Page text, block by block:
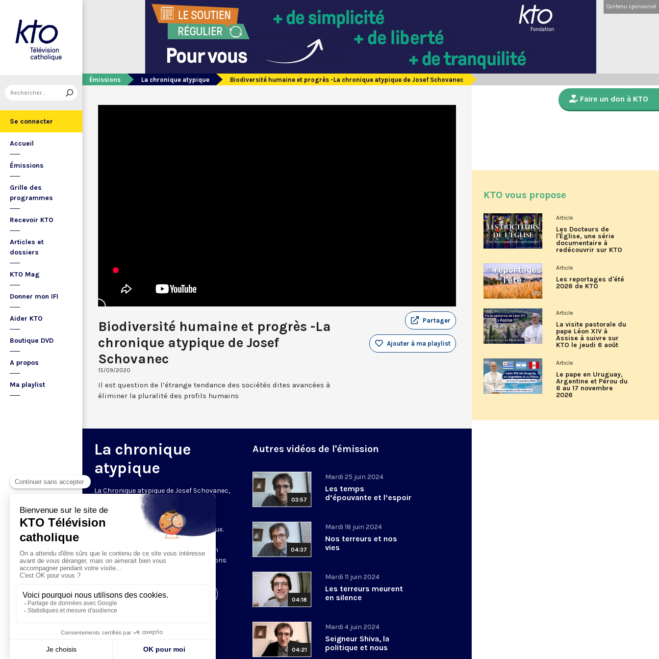
Se connecter
Accueil
Émissions
Grille des
programmes
Recevoir KTO
Articles et
dossiers
KTO Mag
Donner mon IFI
Aider KTO
Boutique DVD
A propos
Ma playlist
Contenu sponsorisé
Émissions La chronique atypique Biodiversité humaine et progrès -La chronique atypique de Josef Schovanec
Biodiversité humaine et progrès -La
chronique atypique de Josef
Schovanec
15/09/2020
Partager
Ajouter à ma playlist
Il est question de l’étrange tendance des sociétés dites avancées à
éliminer la pluralité des profils humains
La chronique
atypique
La Chronique atypique de Josef Schovanec,
un regard décalé
Le mardi • 20h30 • 6 min
Josef Schovanec est autiste et malicieux.
Chaque semaine, il observe les
comportements des « normaux » et en
dévoile les étrangetés dont nous n’avions
pas conscience.
Visiter la page de l'émission
Autres vidéos de l'émission
03:57
Mardi 25 juin 2024
Les temps
d’épouvante et l’espoir
04:37
Mardi 18 juin 2024
Nos terreurs et nos
vies
04:18
Mardi 11 juin 2024
Les terreurs meurent
en silence
04:21
Mardi 4 juin 2024
Seigneur Shiva, la
politique et nous
Faire un don à KTO
KTO vous propose
Article
Les Docteurs de
l'Église, une série
documentaire à
redécouvrir sur KTO
Article
Les reportages d'été
2026 de KTO
Article
La visite pastorale du
pape Léon XIV à
Assise à suivre sur
KTO le jeudi 6 août
Article
Le pape en Uruguay,
Argentine et Pérou du
6 au 17 novembre
2026